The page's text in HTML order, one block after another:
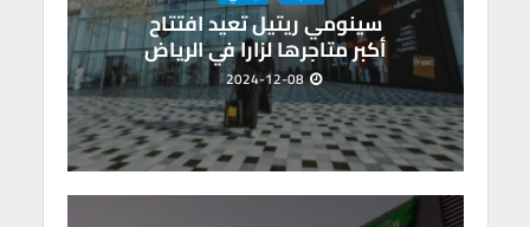
سينومي ريتيل تعيد افتتاح
أكبر متاجرها لزارا في الرياض
2024-12-08